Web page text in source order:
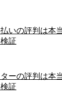
いの評判は本
証
ーの評判は本
証